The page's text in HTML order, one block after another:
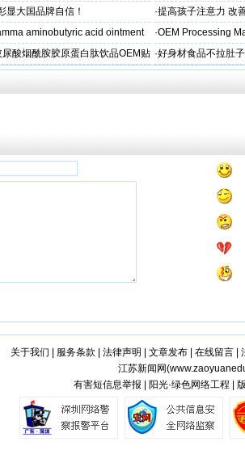
显大国品牌自信！ ·提高孩子注意力 改
aminobutyric acid ointment ·OEM Processing
酸烟酰胺胶原蛋白肽饮品OEM贴 ·好身材食品不拉肚
关于我们 服务条款 法律声明 文章发布| 在线留言|
江苏新闻网(
有害短信息举报 | 阳光·绿色网络工程 |